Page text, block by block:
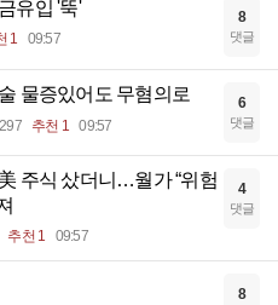
유입 '뚝'
1 09:57
8
댓글
물증있어도 무혐의로
추천 1 09:57
6
댓글
주식 샀더니…월가 “위험
추천 1 09:57
4
댓글
8